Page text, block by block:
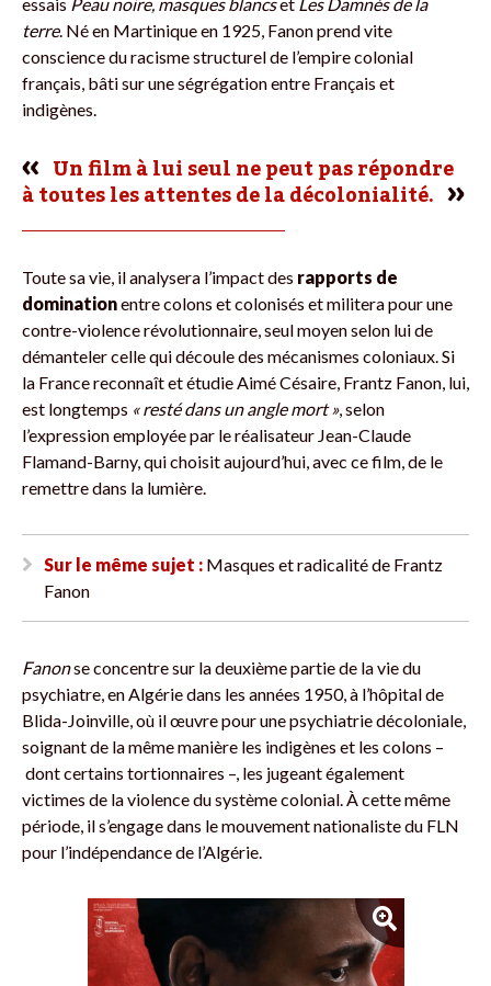
terre. Né en Martinique en 1925, Fanon prend vite
conscience du racisme structurel de l’empire colonial
français, bâti sur une ségrégation entre Français et
indigènes.
Un film à lui seul ne peut pas répondre
à toutes les attentes de la décolonialité.
Toute sa vie, il analysera l’impact des rapports de
dominationentre colons et colonisés et militera pour une
contre-violence révolutionnaire, seul moyen selon lui de
démanteler celle qui découle des mécanismes coloniaux. Si
la France reconnaît et étudie Aimé Césaire, Frantz Fanon, lui,
est longtemps « resté dans un angle mort », selon
l’expression employée par le réalisateur Jean-Claude
Flamand-Barny, qui choisit aujourd’hui, avec ce film, de le
remettre dans la lumière.
Sur le même sujet : Masques et radicalité de Frantz
Fanon
Fanonse concentre sur la deuxième partie de la vie du
psychiatre, en Algérie dans les années 1950, à l’hôpital de
Blida-Joinville, où il œuvre pour une psychiatrie décoloniale,
soignant de la même manière les indigènes et les colons –
dont certains tortionnaires –, les jugeant également
victimes de la violence du système colonial. À cette même
période, il s’engage dans le mouvement nationaliste du FLN
pour l’indépendance de l’Algérie.